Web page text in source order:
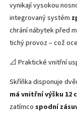
vynikají vysokou
integrovaný systém
chrání nábytek před
tichý provoz – což
📐 Praktické vnitřní
Skříňka disponuje
má vnitřní výšku 12
zatímco spodní